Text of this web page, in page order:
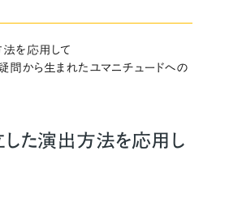
を応用して
から生まれたユマニチュードへの
した演出方法を応用し